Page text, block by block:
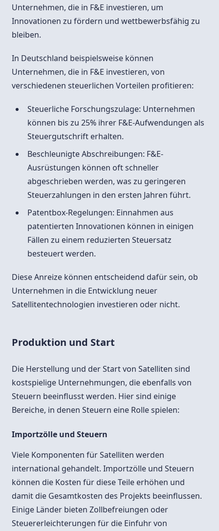
Unternehmen, die in F&E investieren, um
Innovationen zu fördern und wettbewerbsfähig zu
bleiben.
In Deutschland beispielsweise können
Unternehmen, die in F&E investieren, von
verschiedenen steuerlichen Vorteilen profitieren:
Steuerliche Forschungszulage: Unternehmen
können bis zu 25% ihrer F&E-Aufwendungen als
Steuergutschrift erhalten.
Beschleunigte Abschreibungen: F&E-
Ausrüstungen können oft schneller
abgeschrieben werden, was zu geringeren
Steuerzahlungen in den ersten Jahren führt.
Patentbox-Regelungen: Einnahmen aus
patentierten Innovationen können in einigen
Fällen zu einem reduzierten Steuersatz
besteuert werden.
Diese Anreize können entscheidend dafür sein, ob
Unternehmen in die Entwicklung neuer
Satellitentechnologien investieren oder nicht.
Produktion und Start
Die Herstellung und der Start von Satelliten sind
kostspielige Unternehmungen, die ebenfalls von
Steuern beeinflusst werden. Hier sind einige
Bereiche, in denen Steuern eine Rolle spielen:
Importzölle und Steuern
Viele Komponenten für Satelliten werden
international gehandelt. Importzölle und Steuern
können die Kosten für diese Teile erhöhen und
damit die Gesamtkosten des Projekts beeinflussen.
Einige Länder bieten Zollbefreiungen oder
Steuererleichterungen für die Einfuhr von